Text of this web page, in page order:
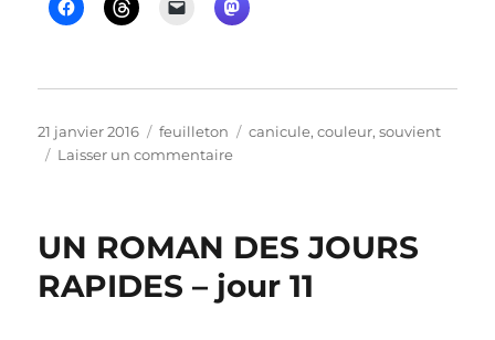
Publié
le
21 janvier 2016 Catégories
feuilleton Étiquettes
canicule,couleur,souvient
Laisser un commentairesur
JOURS
–
UN ROMAN DES JOURS
RAPIDES – jour 11